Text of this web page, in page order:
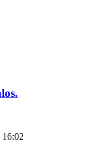
16:02